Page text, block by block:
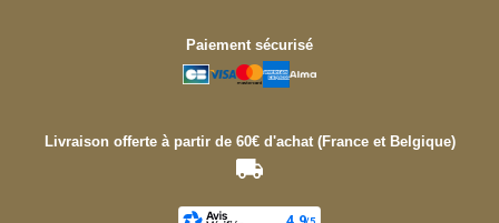
Paiement sécurisé
Livraison offerte à partir de 60€ d'achat (France et Belgique)